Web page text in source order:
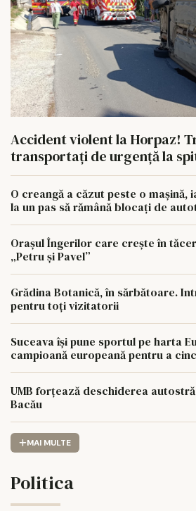
Accident violent la Horpaz!
transportați de urgență la
O creangă a căzut peste o mașină,
la un pas să rămână blocați de
Orașul Îngerilor care crește în
„Petru și Pavel”
Grădina Botanică, în sărbătoare.
pentru toți vizitatorii
Suceava își pune sportul pe harta
campioană europeană pentru a
UMB forțează deschiderea
Bacău
MAI MULTE
Politica